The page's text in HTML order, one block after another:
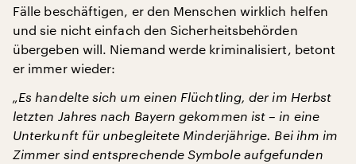
Fälle beschäftigen, er den Menschen wirklich helfen
und sie nicht einfach den Sicherheitsbehörden
übergeben will. Niemand werde kriminalisiert, betont
er immer wieder:
„Es handelte sich um einen Flüchtling, der im Herbst
letzten Jahres nach Bayern gekommen ist – in eine
Unterkunft für unbegleitete Minderjährige. Bei ihm im
Zimmer sind entsprechende Symbole aufgefunden